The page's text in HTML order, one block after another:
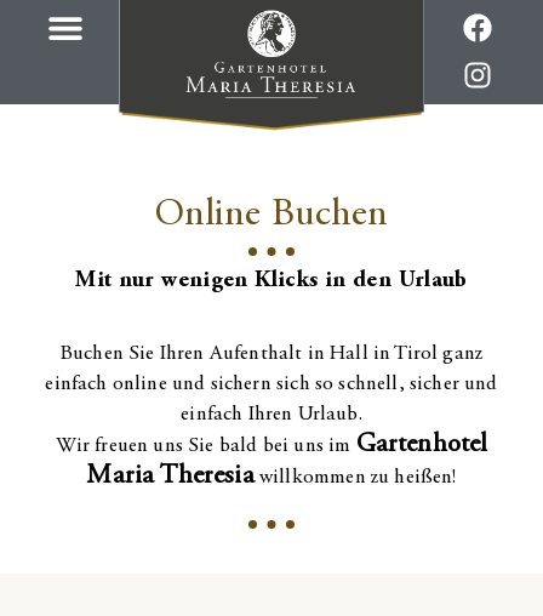
Online Buchen
Mit nur wenigen Klicks in den Urlaub
Buchen Sie Ihren Aufenthalt in Hall in Tirol ganz
einfach online und sichern sich so schnell, sicher und
einfach Ihren Urlaub.
Wir freuen uns Sie bald bei uns im Gartenhotel
Maria Theresiawillkommen zu heißen!